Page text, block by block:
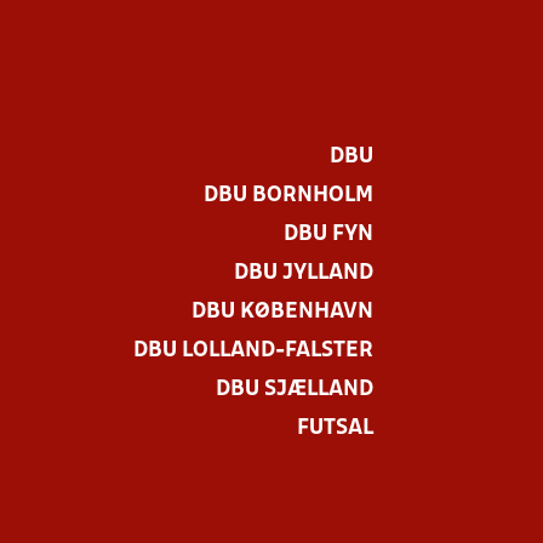
DBU
DBU BORNHOLM
DBU FYN
DBU JYLLAND
DBU KØBENHAVN
DBU LOLLAND-FALSTER
DBU SJÆLLAND
FUTSAL